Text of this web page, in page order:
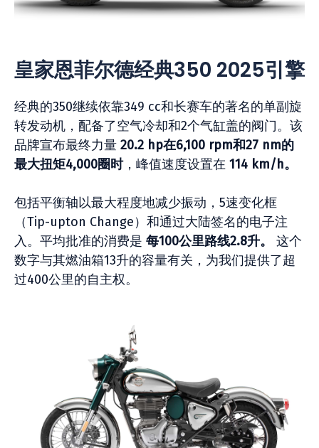
皇家恩菲尔德经典350 2025引擎
经典的350继续依靠349 cc和长赛车的著名的单副旋
转发动机，配备了空气冷却和2个气缸盖的阀门。该
品牌宣布最终力量 20.2 hp在6,100 rpm和27 nm的
最大扭矩4,000圈时，峰值速度设置在 114 km/h。
包括平衡轴以最大程度地减少振动，5速变化框
（Tip-upton Change）和通过大陆签名的电子注
入。平均批准的消费是 每100公里路线2.8升。
这个
数字与其燃油箱13升的容量有关，为我们提供了超
过400公里的自主权。